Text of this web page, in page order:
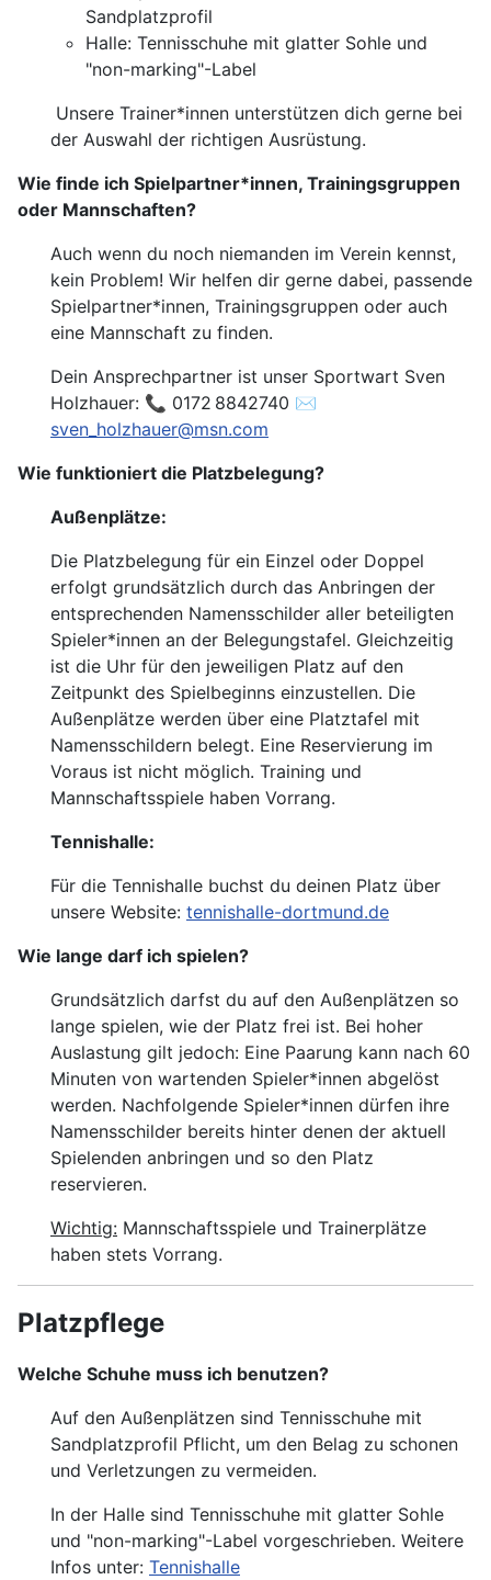
Sandplatzprofil
Halle: Tennisschuhe mit glatter Sohle und
"non-marking"-Label
Unsere Trainer*innen unterstützen dich gerne bei
der Auswahl der richtigen Ausrüstung.
Wie finde ich Spielpartner*innen, Trainingsgruppen
oder Mannschaften?
Auch wenn du noch niemanden im Verein kennst,
kein Problem! Wir helfen dir gerne dabei, passende
Spielpartner*innen, Trainingsgruppen oder auch
eine Mannschaft zu finden.
Dein Ansprechpartner ist unser Sportwart Sven
Holzhauer: 📞 0172 8842740 ✉️
sven_holzhauer@msn.com
Wie funktioniert die Platzbelegung?
Außenplätze:
Die Platzbelegung für ein Einzel oder Doppel
erfolgt grundsätzlich durch das Anbringen der
entsprechenden Namensschilder aller beteiligten
Spieler*innen an der Belegungstafel. Gleichzeitig
ist die Uhr für den jeweiligen Platz auf den
Zeitpunkt des Spielbeginns einzustellen. Die
Außenplätze werden über eine Platztafel mit
Namensschildern belegt. Eine Reservierung im
Voraus ist nicht möglich. Training und
Mannschaftsspiele haben Vorrang.
Tennishalle:
Für die Tennishalle buchst du deinen Platz über
unsere Website: tennishalle-dortmund.de
Wie lange darf ich spielen?
Grundsätzlich darfst du auf den Außenplätzen so
lange spielen, wie der Platz frei ist. Bei hoher
Auslastung gilt jedoch: Eine Paarung kann nach 60
Minuten von wartenden Spieler*innen abgelöst
werden. Nachfolgende Spieler*innen dürfen ihre
Namensschilder bereits hinter denen der aktuell
Spielenden anbringen und so den Platz
reservieren.
Wichtig: Mannschaftsspiele und Trainerplätze
haben stets Vorrang.
Platzpflege
Welche Schuhe muss ich benutzen?
Auf den Außenplätzen sind Tennisschuhe mit
Sandplatzprofil Pflicht, um den Belag zu schonen
und Verletzungen zu vermeiden.
In der Halle sind Tennisschuhe mit glatter Sohle
und "non-marking"-Label vorgeschrieben. Weitere
Infos unter: Tennishalle